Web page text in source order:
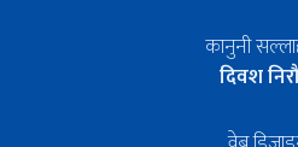
कानुनी
दिवश